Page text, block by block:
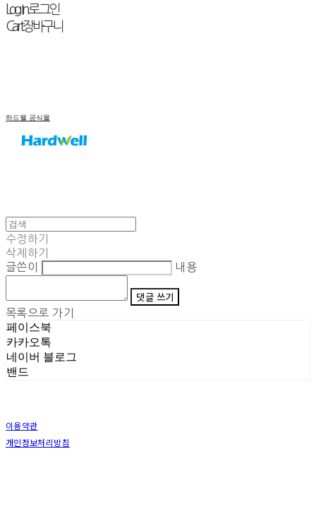
Log In로그인
Cart장바구니
하드웰 공식몰
수정하기
삭제하기
글쓴이
내용
댓글 쓰기
목록으로 가기
페이스북
카카오톡
네이버 블로그
밴드
이용약관
개인정보처리방침